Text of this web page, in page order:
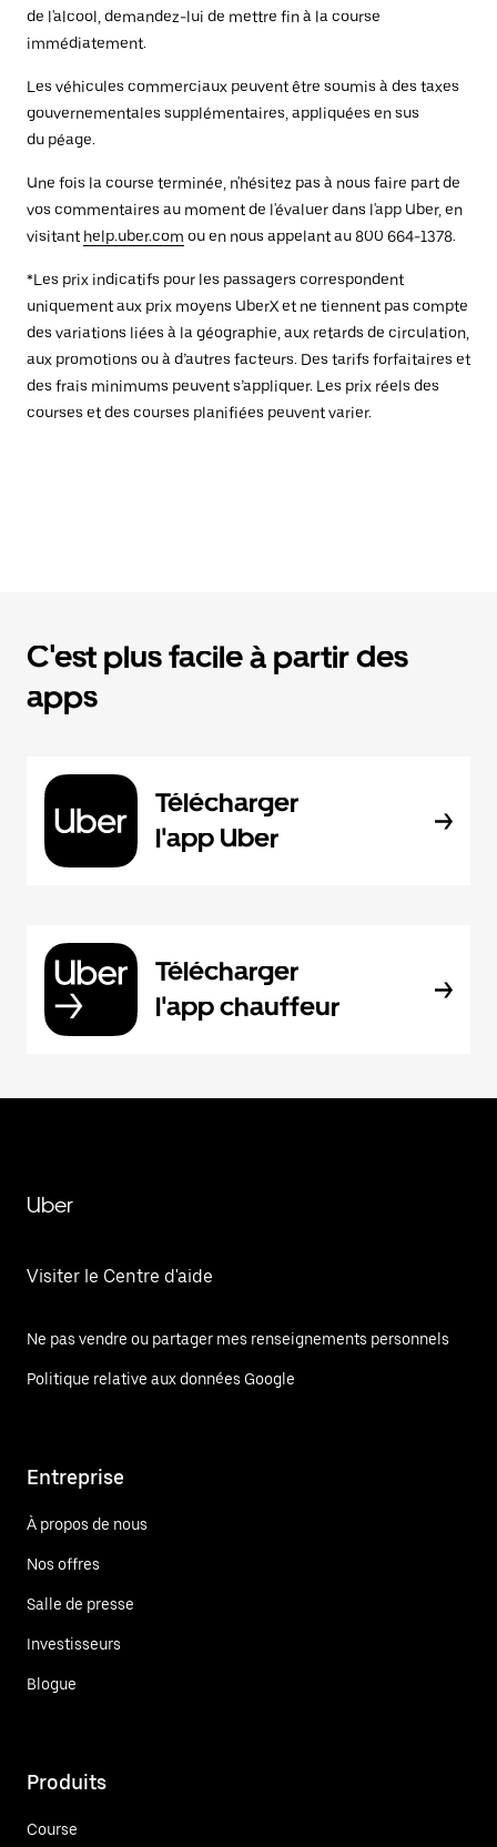
de l'alcool, demandez-lui de mettre fin à la course
immédiatement.
Les véhicules commerciaux peuvent être soumis à des taxes
gouvernementales supplémentaires, appliquées en sus
du péage.
Une fois la course terminée, n'hésitez pas à nous faire part de
vos commentaires au moment de l'évaluer dans l'app Uber, en
visitant help.uber.com ou en nous appelant au 800 664-1378.
*Les prix indicatifs pour les passagers correspondent
uniquement aux prix moyens UberX et ne tiennent pas compte
des variations liées à la géographie, aux retards de circulation,
aux promotions ou à d’autres facteurs. Des tarifs forfaitaires et
des frais minimums peuvent s’appliquer. Les prix réels des
courses et des courses planifiées peuvent varier.
C'est plus facile à partir des
apps
Télécharger
l'app Uber
Télécharger
l'app chauffeur
Uber
Visiter le Centre d'aide
Ne pas vendre ou partager mes renseignements personnels
Politique relative aux données Google
Entreprise
À propos de nous
Nos offres
Salle de presse
Investisseurs
Blogue
Produits
Course